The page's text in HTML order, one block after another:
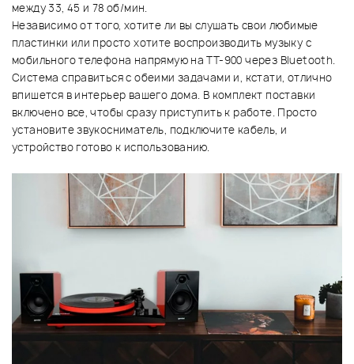
между 33, 45 и 78 об/мин.
Независимо от того, хотите ли вы слушать свои любимые
пластинки или просто хотите воспроизводить музыку с
мобильного телефона напрямую на TT-900 через Bluetooth.
Система справиться с обеими задачами и, кстати, отлично
впишется в интерьер вашего дома. В комплект поставки
включено все, чтобы сразу приступить к работе. Просто
установите звукосниматель, подключите кабель, и
устройство готово к использованию.